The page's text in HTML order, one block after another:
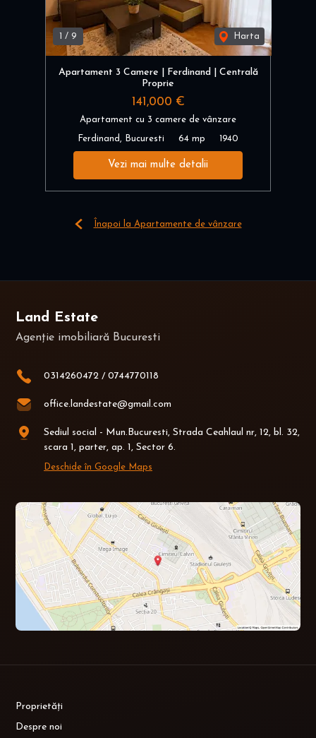
1 / 9 Harta
Apartament 3 Camere | Ferdinand | Centrală
Proprie
141,000 €
Apartament cu 3 camere de vânzare
Ferdinand, Bucuresti 64 mp 1940
Vezi mai multe detalii
Înapoi la Apartamente de vânzare
Land Estate
Agenție imobiliară Bucuresti
0314260472 / 0744770118
office.landestate@gmail.com
Sediul social - Mun.Bucuresti, Strada Ceahlaul nr, 12, bl. 32,
scara 1, parter, ap. 1, Sector 6.
Deschide în Google Maps
Proprietăți
Despre noi